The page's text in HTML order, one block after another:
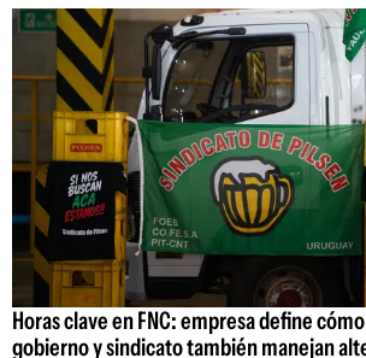
Horas clave en FNC: empresa define
gobierno y sindicato también manejan